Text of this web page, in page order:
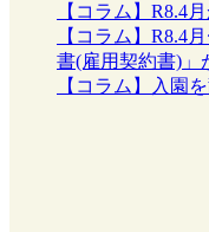
【コラム】R8.4
【コラム】R8.4
書(雇用契約書)」
【コラム】入園